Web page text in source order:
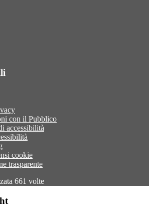
con il Pubblico
accessibilità
cookie
trasparente
661 volte